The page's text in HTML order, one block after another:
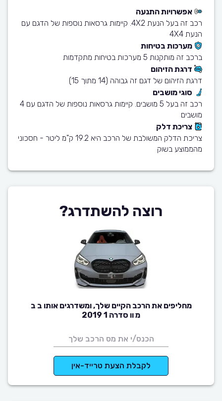
אפשרויות התנעה
רכב זה בעל הנעת 4X2. קיימות גרסאות נוספות של הדגם עם
הנעת 4X4
מערכות בטיחות
ברכב זה מותקנות 5 מערכות בטיחות מתקדמות
דרגת הזיהום
דרגת הזיהום של דגם זה גבוהה (14 מתוך 15)
סוגי מושבים
רכב זה בעל 5 מושבים. קיימות גרסאות נוספות של הדגם עם 4
מושבים
צריכת דלק
צריכת הדלק המשולבת של הרכב היא 19.2 ק"מ ליטר - חסכוני
מהממוצע בשוק
רוצה להשתדרג?
מחליפים את הרכב הקיים שלך, ומשדרגים אותו ב ב
מ וו סדרה 1 2019
לקבלת הצעת טרייד-אין